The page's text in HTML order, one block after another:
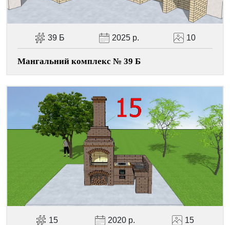
39 Б 2025 р. 10
Мангальний комплекс № 39 Б
15 2020 р. 15